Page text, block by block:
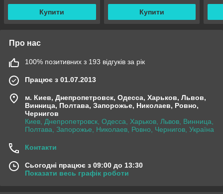
Купити Купити
Про нас
100% позитивних з 193 відгуків за рік
Працює з 01.07.2013
м. Киев, Днепропетровск, Одесса, Харьков, Львов,
Винница, Полтава, Запорожье, Николаев, Ровно,
Чернигов
Киев, Днепропетровск, Одесса, Харьков, Львов, Винница,
Полтава, Запорожье, Николаев, Ровно, Чернигов, Україна
Контакти
Сьогодні працює з 09:00 до 13:30
Показати весь графік роботи